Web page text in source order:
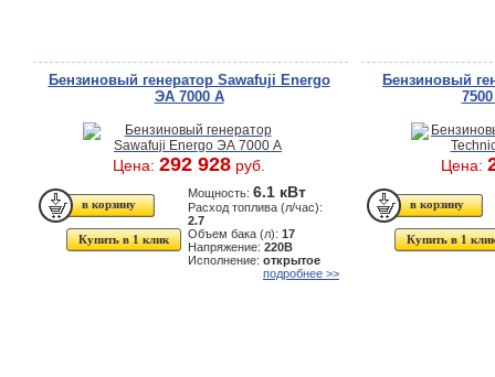
Бензиновый генератор Sawafuji Energo
ЭА 7000 А
Цена: 292 928 руб.
Купить в 1 клик
Мощность: 6.1 кВт
Расход топлива (л/час):
2.7
Объем бака (л): 17
Напряжение: 220В
Исполнение: открытое
подробнее >>
Бензиновый
Цена:
Купить в 1